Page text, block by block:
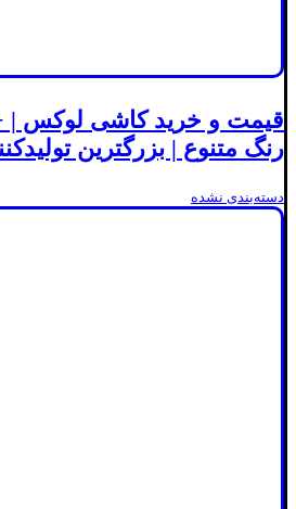
رنگ متنوع | بزرگترین
دسته‌بندی نشده